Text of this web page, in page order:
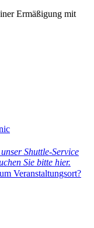
Ermäßigung mit
Shuttle-Service
Sie bitte hier.
Veranstaltungsort?